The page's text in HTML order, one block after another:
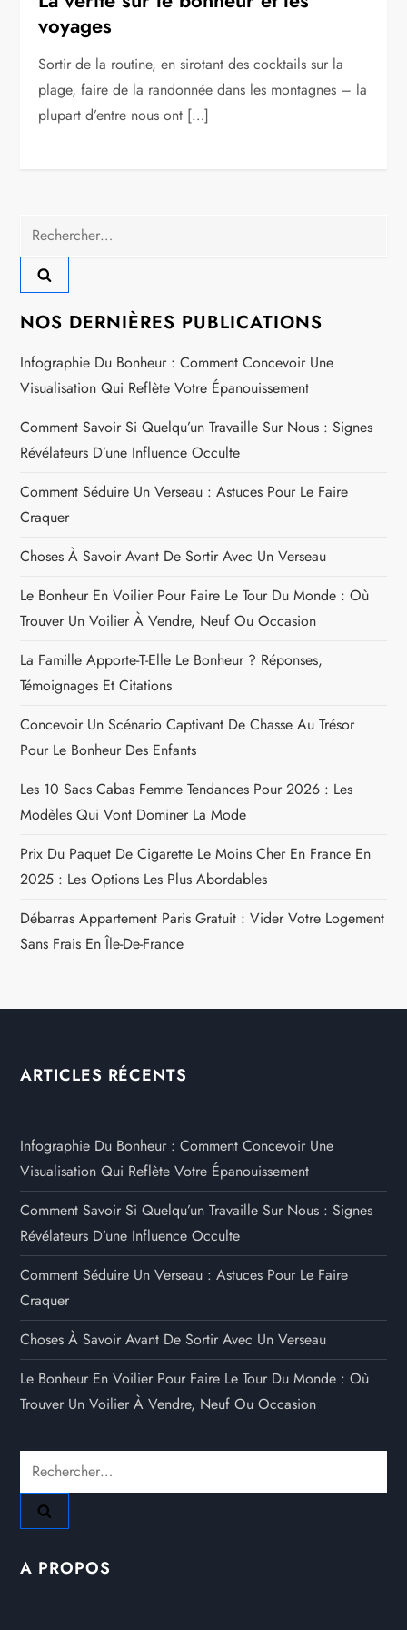
voyages
Sortir de la routine, en sirotant des cocktails sur la
plage, faire de la randonnée dans les montagnes – la
plupart d’entre nous ont […]
Rechercher :
NOS DERNIÈRES PUBLICATIONS
Infographie Du Bonheur : Comment Concevoir Une
Visualisation Qui Reflète Votre Épanouissement
Comment Savoir Si Quelqu’un Travaille Sur Nous : Signes
Révélateurs D’une Influence Occulte
Comment Séduire Un Verseau : Astuces Pour Le Faire
Craquer
Choses À Savoir Avant De Sortir Avec Un Verseau
Le Bonheur En Voilier Pour Faire Le Tour Du Monde : Où
Trouver Un Voilier À Vendre, Neuf Ou Occasion
La Famille Apporte-T-Elle Le Bonheur ? Réponses,
Témoignages Et Citations
Concevoir Un Scénario Captivant De Chasse Au Trésor
Pour Le Bonheur Des Enfants
Les 10 Sacs Cabas Femme Tendances Pour 2026 : Les
Modèles Qui Vont Dominer La Mode
Prix Du Paquet De Cigarette Le Moins Cher En France En
2025 : Les Options Les Plus Abordables
Débarras Appartement Paris Gratuit : Vider Votre Logement
Sans Frais En Île-De-France
ARTICLES RÉCENTS
Infographie Du Bonheur : Comment Concevoir Une
Visualisation Qui Reflète Votre Épanouissement
Comment Savoir Si Quelqu’un Travaille Sur Nous : Signes
Révélateurs D’une Influence Occulte
Comment Séduire Un Verseau : Astuces Pour Le Faire
Craquer
Choses À Savoir Avant De Sortir Avec Un Verseau
Le Bonheur En Voilier Pour Faire Le Tour Du Monde : Où
Trouver Un Voilier À Vendre, Neuf Ou Occasion
Rechercher :
A PROPOS